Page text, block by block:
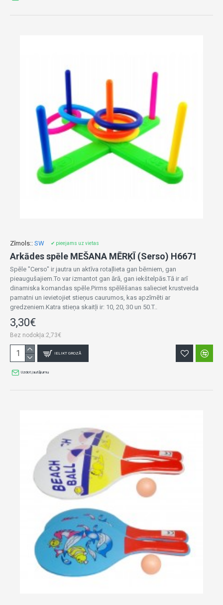
Zīmols:: SW ✔ pieejams uz vietas
Arkādes spēle MEŠANA MĒRĶĪ (Serso) H6671
Spēle "Cerso" ir jautra un aktīva rotaļlieta gan bērniem, gan
pieaugušajiem.To var izmantot gan ārā, gan iekštelpās.Tā ir arī
dinamiska komandas spēle.Pirms spēlēšanas salieciet krustveida
pamatni un ievietojiet stieņus caurumos, kas apzīmēti ar
gredzeniem.Katra stieņa skaitļi ir: 10, 20, 30 un 50.T..
3,30€
Bez nodokļa:2,73€
IELIKT GROZĀ
Uzdot jautājumu